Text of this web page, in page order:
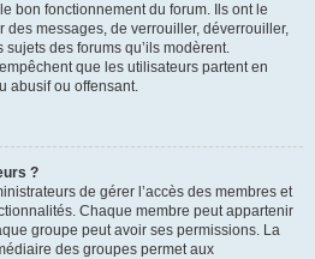
bon fonctionnement du forum. Ils ont le
messages, de verrouiller, déverrouiller,
des forums qu’ils modèrent.
que les utilisateurs partent en
abusif ou offensant.
?
de gérer l’accès des membres et
Chaque membre peut appartenir
groupe peut avoir ses permissions. La
des groupes permet aux